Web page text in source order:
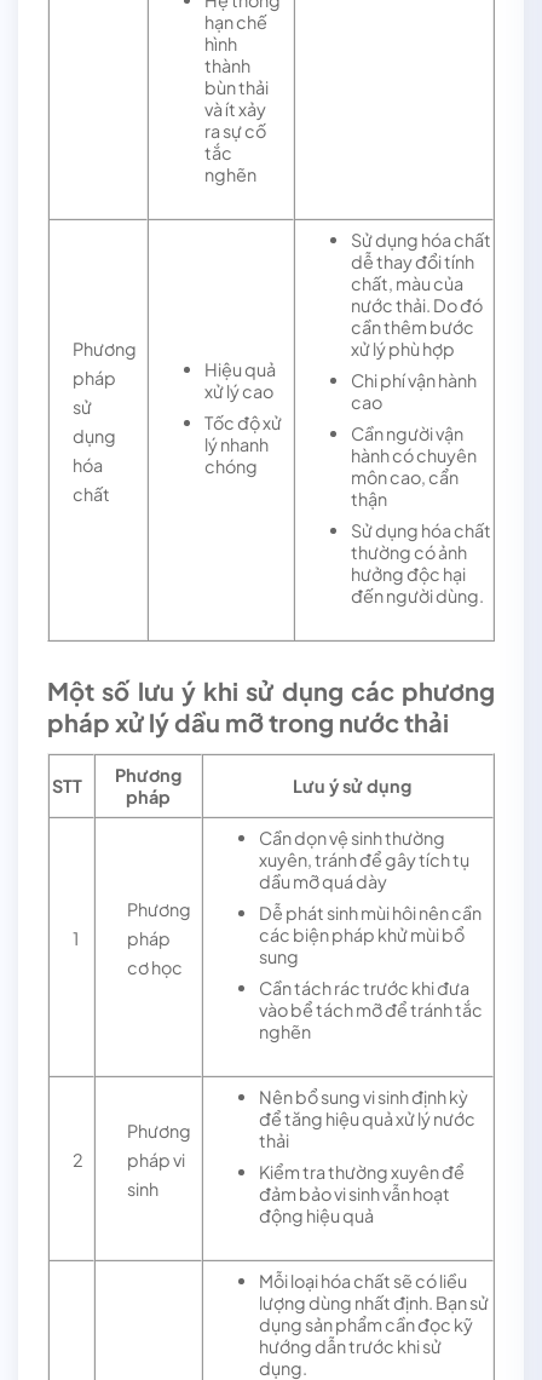
hạn chế
hình
thành
bùn thải
và ít xảy
ra sự cố
tắc
nghẽn
Phương
pháp
sử
dụng
hóa
chất
Hiệu quả
xử lý cao
Tốc độ xử
lý nhanh
chóng
Sử dụng hóa chất
dễ thay đổi tính
chất, màu của
nước thải. Do đó
cần thêm bước
xử lý phù hợp
Chi phí vận hành
cao
Cần người vận
hành có chuyên
môn cao, cẩn
thận
Sử dụng hóa chất
thường có ảnh
hưởng độc hại
đến người dùng.
Một số lưu ý khi sử dụng các phương
pháp xử lý dầu mỡ trong nước thải
STT
Phương
pháp
Lưu ý sử dụng
1
Phương
pháp
cơ học
Cần dọn vệ sinh thường
xuyên, tránh để gây tích tụ
dầu mỡ quá dày
Dễ phát sinh mùi hôi nên cần
các biện pháp khử mùi bổ
sung
Cần tách rác trước khi đưa
vào bể tách mỡ để tránh tắc
nghẽn
2
Phương
pháp vi
sinh
Nên bổ sung vi sinh định kỳ
để tăng hiệu quả xử lý nước
thải
Kiểm tra thường xuyên để
đảm bảo vi sinh vẫn hoạt
động hiệu quả
Mỗi loại hóa chất sẽ có liều
lượng dùng nhất định. Bạn sử
dụng sản phẩm cần đọc kỹ
hướng dẫn trước khi sử
dụng.